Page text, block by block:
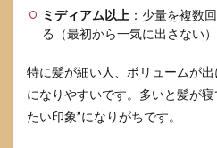
ミディアム以上 ：少量を複数
る（最初から一気に出さない）
特に髪が細い人、ボリュームが
になりやすいです。多いと髪が
たい印象”になりがちです。